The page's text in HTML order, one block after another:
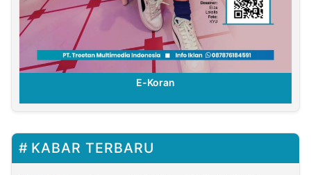
E-Koran
KABAR TERBARU